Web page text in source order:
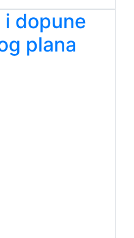
i dopune
plana